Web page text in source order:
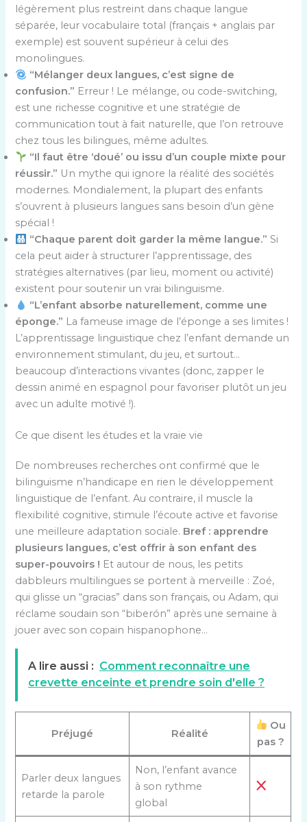
légèrement plus restreint dans chaque langue
séparée, leur vocabulaire total (français + anglais par
exemple) est souvent supérieur à celui des
monolingues.
“Mélanger deux langues, c’est signe de
confusion.” Erreur ! Le mélange, ou code-switching,
est une richesse cognitive et une stratégie de
communication tout à fait naturelle, que l’on retrouve
chez tous les bilingues, même adultes.
“Il faut être ‘doué’ ou issu d’un couple mixte pour
réussir.” Un mythe qui ignore la réalité des sociétés
modernes. Mondialement, la plupart des enfants
s’ouvrent à plusieurs langues sans besoin d’un gène
spécial !
“Chaque parent doit garder la même langue.” Si
cela peut aider à structurer l’apprentissage, des
stratégies alternatives (par lieu, moment ou activité)
existent pour soutenir un vrai bilinguisme.
“L’enfant absorbe naturellement, comme une
éponge.” La fameuse image de l’éponge a ses limites !
L’apprentissage linguistique chez l’enfant demande un
environnement stimulant, du jeu, et surtout…
beaucoup d’interactions vivantes (donc, zapper le
dessin animé en espagnol pour favoriser plutôt un jeu
avec un adulte motivé !).
Ce que disent les études et la vraie vie
De nombreuses recherches ont confirmé que le
bilinguisme n’handicape en rien le développement
linguistique de l’enfant. Au contraire, il muscle la
flexibilité cognitive, stimule l’écoute active et favorise
une meilleure adaptation sociale. Bref : apprendre
plusieurs langues, c’est offrir à son enfant des
super-pouvoirs ! Et autour de nous, les petits
dabbleurs multilingues se portent à merveille : Zoé,
qui glisse un “gracias” dans son français, ou Adam, qui
réclame soudain son “biberón” après une semaine à
jouer avec son copain hispanophone…
A lire aussi : Comment reconnaître une
crevette enceinte et prendre soin d'elle ?
Préjugé Réalité
Ou
pas ?
Parler deux langues
retarde la parole
Non, l’enfant avance
à son rythme
global